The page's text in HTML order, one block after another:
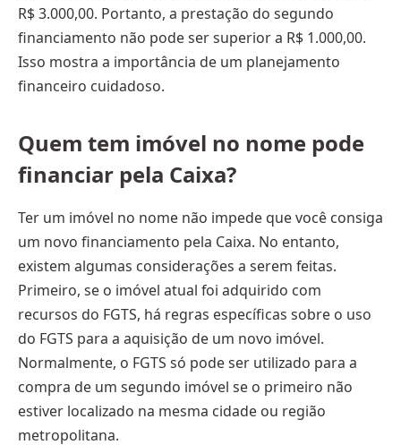
R$ 3.000,00. Portanto, a prestação do segundo
financiamento não pode ser superior a R$ 1.000,00.
Isso mostra a importância de um planejamento
financeiro cuidadoso.
Quem tem imóvel no nome pode
financiar pela Caixa?
Ter um imóvel no nome não impede que você consiga
um novo financiamento pela Caixa. No entanto,
existem algumas considerações a serem feitas.
Primeiro, se o imóvel atual foi adquirido com
recursos do FGTS, há regras específicas sobre o uso
do FGTS para a aquisição de um novo imóvel.
Normalmente, o FGTS só pode ser utilizado para a
compra de um segundo imóvel se o primeiro não
estiver localizado na mesma cidade ou região
metropolitana.